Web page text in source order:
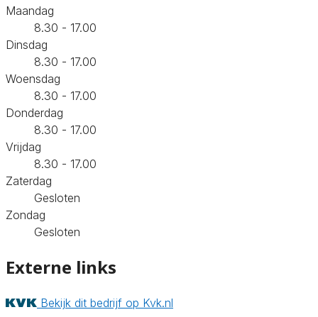
Maandag
8.30 - 17.00
Dinsdag
8.30 - 17.00
Woensdag
8.30 - 17.00
Donderdag
8.30 - 17.00
Vrijdag
8.30 - 17.00
Zaterdag
Gesloten
Zondag
Gesloten
Externe links
Bekijk dit bedrijf op Kvk.nl